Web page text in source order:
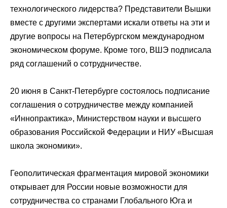
технологического лидерства? Представители Вышки
вместе с другими экспертами искали ответы на эти и
другие вопросы на Петербургском международном
экономическом форуме. Кроме того, ВШЭ подписала
ряд соглашений о сотрудничестве.
20 июня в Санкт-Петербурге состоялось подписание
соглашения о сотрудничестве между компанией
«Иннопрактика», Министерством науки и высшего
образования Российской Федерации и НИУ «Высшая
школа экономики».
Геополитическая фрагментация мировой экономики
открывает для России новые возможности для
сотрудничества со странами Глобального Юга и